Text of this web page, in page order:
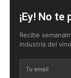
¡Ey! No te
Recibe
industria del